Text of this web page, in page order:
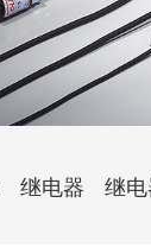
电磁继电器及插
时控开关
继电器 继